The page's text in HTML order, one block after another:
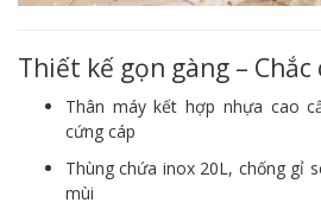
Thiết kế gọn gàng –
Thân máy kết hợp nhựa cao
cứng cáp
Thùng chứa inox 20L, chống gỉ
mùi